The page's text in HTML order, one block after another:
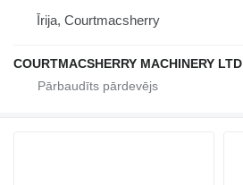
Īrija, Courtmacsherry
COURTMACSHERRY MACHINERY LTD